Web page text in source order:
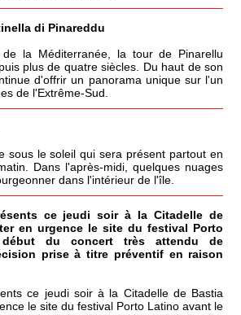
di Pinareddu
la Méditerranée, la tour de Pinarellu
plus de quatre siècles. Du haut de son
d'offrir un panorama unique sur l'un
de l'Extrême-Sud.
sous le soleil qui sera présent partout en
Dans l'après-midi, quelques nuages
dans l'intérieur de l'île.
ce jeudi soir à la Citadelle de
en urgence le site du festival Porto
du concert très attendu de
prise à titre préventif en raison
ce jeudi soir à la Citadelle de Bastia
le site du festival Porto Latino avant le